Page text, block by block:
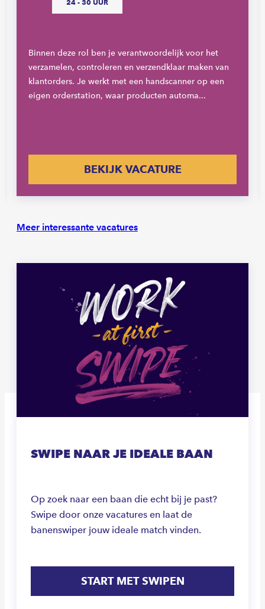
24 - 30 UUR
Binnen deze rol ben je verantwoordelijk voor het
verzamelen, controleren en verzendklaar maken van
klantorders. Je werkt met een handscanner op een
eigen orderstation, waar producten automa...
BEKIJK VACATURE
Meer interessante vacatures
SWIPE NAAR JE IDEALE BAAN
Op zoek naar een baan die echt bij je past?
Swipe door onze vacatures en laat de
banenswiper jouw ideale match vinden.
START MET SWIPEN